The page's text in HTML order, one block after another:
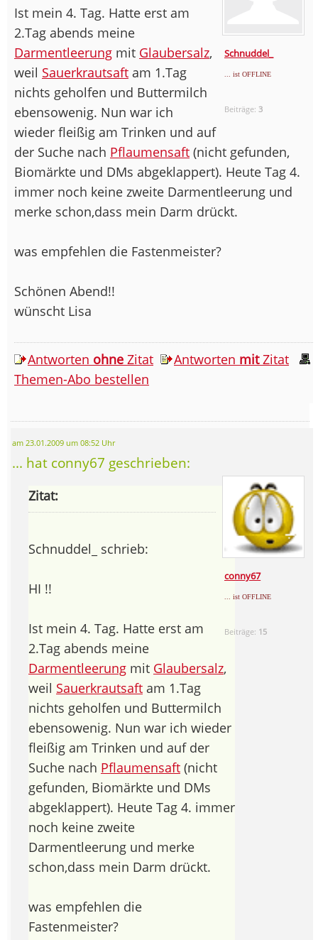
Schnuddel_
... ist OFFLINE
Beiträge:3
Ist mein 4. Tag. Hatte erst am
2.Tag abends meine
Darmentleerung mit Glaubersalz,
weil Sauerkrautsaft am 1.Tag
nichts geholfen und Buttermilch
ebensowenig. Nun war ich
wieder fleißig am Trinken und auf
der Suche nach Pflaumensaft (nicht gefunden,
Biomärkte und DMs abgeklappert). Heute Tag 4.
immer noch keine zweite Darmentleerung und
merke schon,dass mein Darm drückt.
was empfehlen die Fastenmeister?
Schönen Abend!!
wünscht Lisa
Antworten ohne Zitat Antworten mitZitat
Themen-Abo bestellen
am 23.01.2009 um 08:52 Uhr
... hat conny67 geschrieben:
conny67
... ist OFFLINE
Beiträge: 15
Zitat:
Schnuddel_ schrieb:
HI !!
Ist mein 4. Tag. Hatte erst am
2.Tag abends meine
Darmentleerung mit Glaubersalz,
weil Sauerkrautsaft am 1.Tag
nichts geholfen und Buttermilch
ebensowenig. Nun war ich wieder
fleißig am Trinken und auf der
Suche nach Pflaumensaft (nicht
gefunden, Biomärkte und DMs
abgeklappert). Heute Tag 4. immer
noch keine zweite
Darmentleerung und merke
schon,dass mein Darm drückt.
was empfehlen die
Fastenmeister?